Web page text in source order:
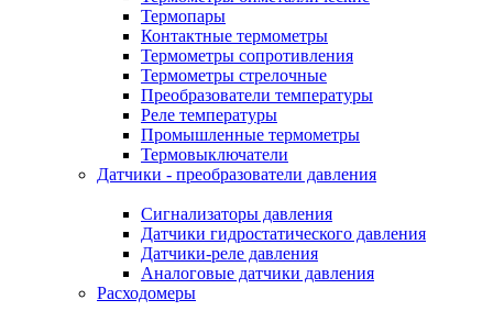
Термопары
Контактные термометры
Термометры сопротивления
Термометры стрелочные
Преобразователи температуры
Реле температуры
Промышленные термометры
Термовыключатели
Датчики - преобразователи давления
Сигнализаторы давления
Датчики гидростатического давления
Датчики-реле давления
Аналоговые датчики давления
Расходомеры